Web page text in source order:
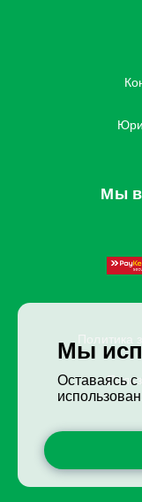
Мы в
Политика
Мы
Оставаясь